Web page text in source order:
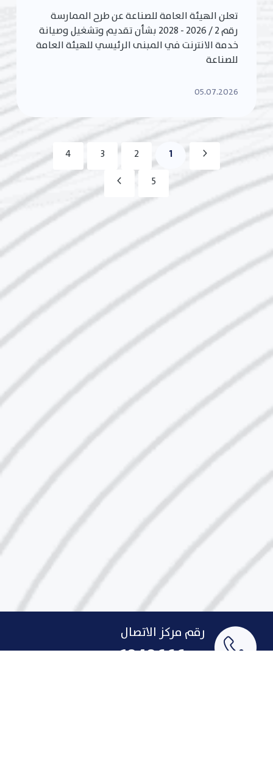
تعلن الهيئة العامة للصناعة عن طرح الممارسة
رقم 2 / 2026 - 2028 بشأن تقديم وتشغيل وصيانة
خدمة الانترنت في المبنى الرئيسي للهيئة العامة
للصناعة
05.07.2026
1
2
3
4
5
رقم مركز الاتصال
1848666